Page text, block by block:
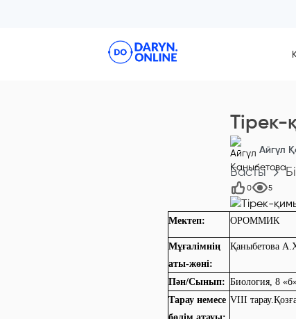
Тірек-
Айгүл
Басты
0 5
Мектеп: ОРОММИК
Мұғалімнің
аты-жөні:
Қаныбетова
Пән/Сынып: Биология, 8
Тарау немесе VІII